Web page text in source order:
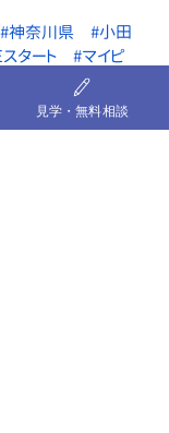
#神奈川県
#小田
タート
#マイピ
#精神障害
#
#グレーゾーン
見学・無料相談